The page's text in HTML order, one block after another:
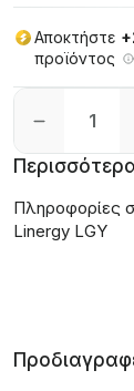
Αποκτήστε
προϊόντος
Πληροφορίες
Linergy LGY